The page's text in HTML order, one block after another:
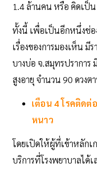
1.4 ล้านคน หรือ คิดเป็
ทั้งนี้ เพื่อเป็นอีกหนึ่งช่
เรื่องของการมองเห็น มี
บางบ่อ จ.สมุทรปราการ
สูงอายุ จำนวน 90 ดวง
เตือน 4 โรคติด
หนาว
โดยเปิดให้ผู้ที่เข้าหลักเ
บริการที่โรงพยาบาลได้